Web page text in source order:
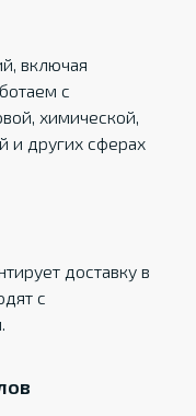
включая
с
химической,
и других сферах
доставку в
с